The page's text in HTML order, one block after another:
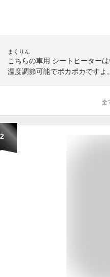
まくりん
こちらの車用 シートヒーター
温度調節可能でポカポカですよ
全
2